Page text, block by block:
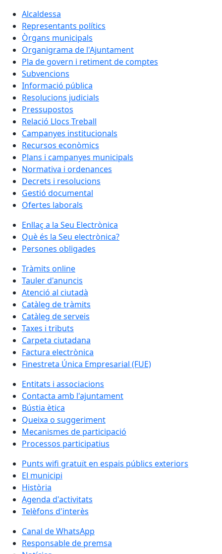
Alcaldessa
Representants polítics
Òrgans municipals
Organigrama de l'Ajuntament
Pla de govern i retiment de comptes
Subvencions
Informació pública
Resolucions judicials
Pressupostos
Relació Llocs Treball
Campanyes institucionals
Recursos econòmics
Plans i campanyes municipals
Normativa i ordenances
Decrets i resolucions
Gestió documental
Ofertes laborals
Enllaç a la Seu Electrònica
Què és la Seu electrònica?
Persones obligades
Tràmits online
Tauler d'anuncis
Atenció al ciutadà
Catàleg de tràmits
Catàleg de serveis
Taxes i tributs
Carpeta ciutadana
Factura electrònica
Finestreta Única Empresarial (FUE)
Entitats i associacions
Contacta amb l'ajuntament
Bústia ètica
Queixa o suggeriment
Mecanismes de participació
Processos participatius
Punts wifi gratuït en espais públics exteriors
El municipi
Història
Agenda d'activitats
Telèfons d'interès
Canal de WhatsApp
Responsable de premsa